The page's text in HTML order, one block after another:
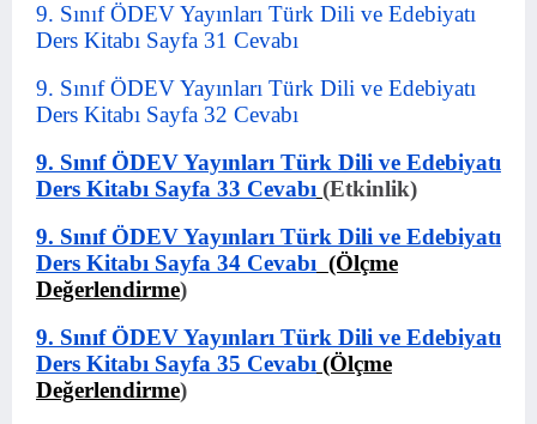
9. Sınıf ÖDEV Yayınları Türk Dili ve Edebiyatı
Ders Kitabı Sayfa 31 Cevabı
9. Sınıf ÖDEV Yayınları Türk Dili ve Edebiyatı
Ders Kitabı Sayfa 32 Cevabı
9. Sınıf ÖDEV Yayınları Türk Dili ve Edebiyatı
Ders Kitabı Sayfa 33 Cevabı (Etkinlik)
9. Sınıf ÖDEV Yayınları Türk Dili ve Edebiyatı
Ders Kitabı Sayfa 34 Cevabı (Ölçme
Değerlendirme)
9. Sınıf ÖDEV Yayınları Türk Dili ve Edebiyatı
Ders Kitabı Sayfa 35 Cevabı (Ölçme
Değerlendirme)